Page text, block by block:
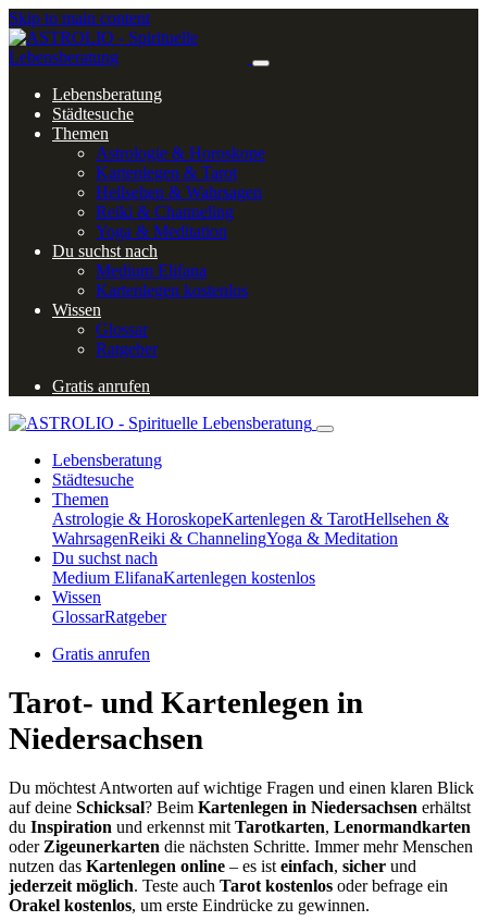
Skip to main content
Lebensberatung
Städtesuche
Themen
Astrologie & Horoskope
Kartenlegen & Tarot
Hellsehen & Wahrsagen
Reiki & Channeling
Yoga & Meditation
Du suchst nach
Medium Elifana
Kartenlegen kostenlos
Wissen
Glossar
Ratgeber
Gratis anrufen
Lebensberatung
Städtesuche
Themen
Astrologie & HoroskopeKartenlegen & TarotHellsehen &
WahrsagenReiki & ChannelingYoga & Meditation
Du suchst nach
Medium ElifanaKartenlegen kostenlos
Wissen
GlossarRatgeber
Gratis anrufen
Tarot- und Kartenlegen in
Niedersachsen
Du möchtest Antworten auf wichtige Fragen und einen klaren Blick
auf deine Schicksal? Beim Kartenlegen in Niedersachsen erhältst
du Inspiration und erkennst mit Tarotkarten, Lenormandkarten
oder Zigeunerkarten die nächsten Schritte. Immer mehr Menschen
nutzen das Kartenlegen online – es ist einfach, sicher und
jederzeit möglich. Teste auch Tarot kostenlos oder befrage ein
Orakel kostenlos, um erste Eindrücke zu gewinnen.